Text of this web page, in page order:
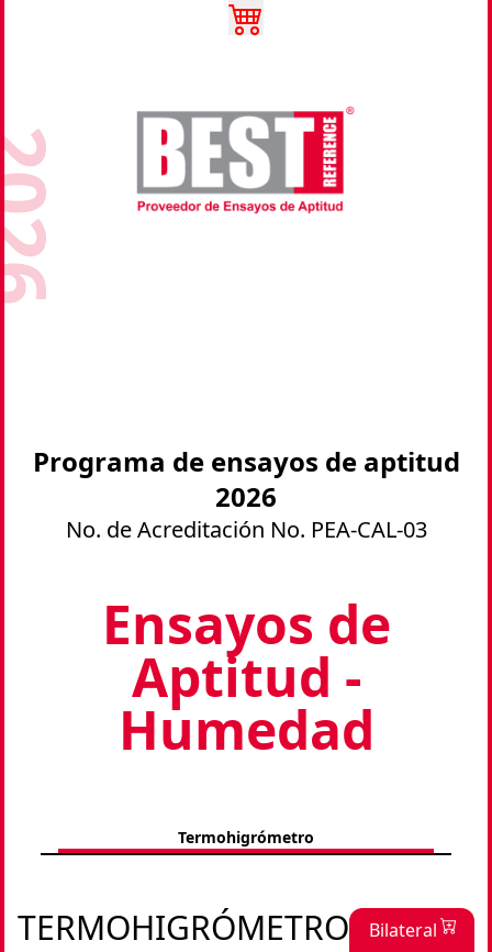
Programa de ensayos de aptitud
2026
No. de Acreditación No. PEA-CAL-03
Ensayos de
Aptitud -
Humedad
Termohigrómetro
TERMOHIGRÓMETRO Bilateral